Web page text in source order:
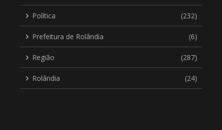
Política (232)
Prefeitura de Rolândia (6)
Região (287)
Rolândia (24)